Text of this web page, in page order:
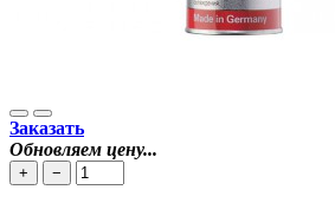
Заказать
Обновляем цену...
+ −